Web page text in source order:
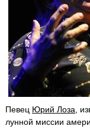
Певец Юрий Лоза ,
лунной миссии